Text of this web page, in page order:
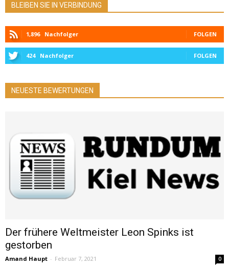
BLEIBEN SIE IN VERBINDUNG
1,896 Nachfolger FOLGEN
424 Nachfolger FOLGEN
NEUESTE BEWERTUNGEN
Der frühere Weltmeister Leon Spinks ist
gestorben
Amand Haupt - Februar 7, 2021 0